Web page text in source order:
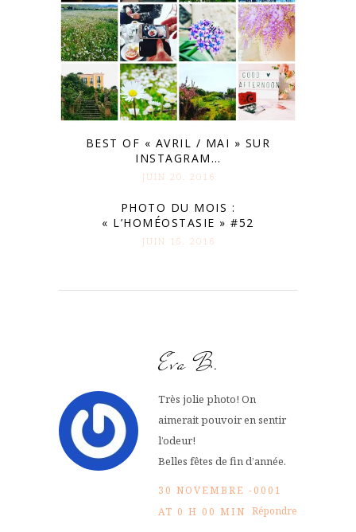
BEST OF « AVRIL / MAI » SUR
INSTAGRAM…
JUIN 20. 2016
PHOTO DU MOIS :
« L’HOMÉOSTASIE » #52
JUIN 15. 2016
Eva B.
Très jolie photo! On
aimerait pouvoir en sentir
l’odeur!
Belles fêtes de fin d’année.
30 NOVEMBRE -0001
AT 0 H 00 MIN Répondre